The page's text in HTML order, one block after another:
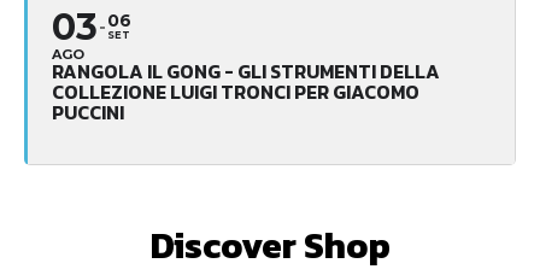
03
AGO
06
SET
RANGOLA IL GONG - GLI STRUMENTI DELLA
COLLEZIONE LUIGI TRONCI PER GIACOMO
PUCCINI
Discover Shop